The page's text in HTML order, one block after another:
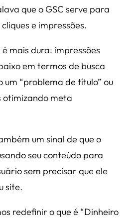
que o GSC serve para
e impressões.
mais dura: impressões
em termos de busca
um “problema de título” ou
otimizando meta
um sinal de que o
seu conteúdo para
sem precisar que ele
site.
redefinir o que é “Dinheiro